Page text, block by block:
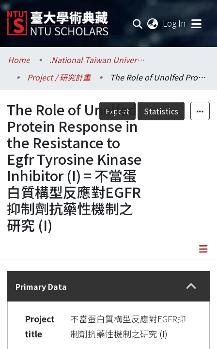
Log In
Communities & Collections
Research Outputs
Fundings & Projects
Researchers
Organizations
Statistics
Home
.National Taiwan University / 國立臺灣大學
Project / 研究計畫
The Role of Unolfed Protein Response in the Resistance to Egfr Tyrosine Kinase Inhibitor (I) = 不當蛋白質構型反應對EGFR抑制劑抗藥性機制之研究 (I)
Export Statistics
The Role of Unolfed
Protein Response in
the Resistance to
Egfr Tyrosine Kinase
Inhibitor (I) = 不當蛋
白質構型反應對EGFR
抑制劑抗藥性機制之
研究 (I)
Details
Primary Data
Project
title
不當蛋白質構型反應對EGFR抑
制劑抗藥性機制之研究 (I)